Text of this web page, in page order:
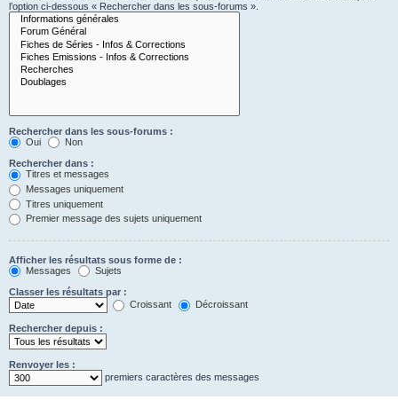
l’option ci-dessous « Rechercher dans les sous-forums ».
Rechercher dans les sous-forums :
Oui
Non
Rechercher dans :
Titres et messages
Messages uniquement
Titres uniquement
Premier message des sujets uniquement
Afficher les résultats sous forme de :
Messages
Sujets
Classer les résultats par :
Croissant
Décroissant
Rechercher depuis :
Renvoyer les :
premiers caractères des messages